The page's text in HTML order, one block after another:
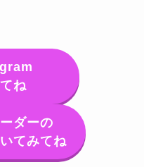
ね
ダーの
てみてね